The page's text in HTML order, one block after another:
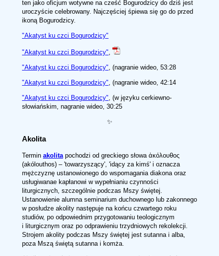
ten jako oficjum wotywne na cześć Bogurodzicy do dziś jest
uroczyście celebrowany. Najczęściej śpiewa się go do przed
ikoną Bogurodzicy.
"Akatyst ku czci Bogurodzicy"
"Akatyst ku czci Bogurodzicy"
"Akatyst ku czci Bogurodzicy" , (nagranie wideo, 53:28
"Akatyst ku czci Bogurodzicy" , (nagranie wideo, 42:14
"Akatyst ku czci Bogurodzicy" , (w języku cerkiewno-
słowiańskim, nagranie wideo, 30:25
✨
Akolita
Termin akolita pochodzi od greckiego słowa ἀκόλουθος
(akólouthos) – 'towarzyszący', 'idący za kimś' i oznacza
mężczyznę ustanowionego do wspomagania diakona oraz
usługiwanae kapłanowi w wypełnianiu czynności
liturgicznych, szczególnie podczas Mszy świętej.
Ustanowienie alumna seminarium duchownego lub zakonnego
w posłudze akolity następuje na końcu czwartego roku
studiów, po odpowiednim przygotowaniu teologicznym
i liturgicznym oraz po odprawieniu trzydniowych rekolekcji.
Strojem akolity podczas Mszy świętej jest sutanna i alba,
poza Mszą świętą sutanna i komża.